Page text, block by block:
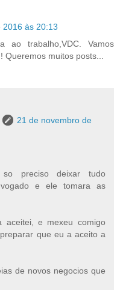
às 20:13
ao trabalho,VDC. Vamos
Queremos muitos posts...
21 de novembro de
so preciso deixar tudo
e ele tomara as
aceitei, e mexeu comigo
que eu a aceito a
de novos negocios que